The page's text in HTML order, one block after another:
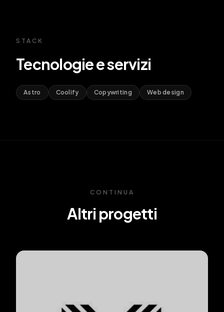
STACK
Tecnologie e servizi
Astro Coolify Copywriting Web design
CONTINUA
Altri progetti